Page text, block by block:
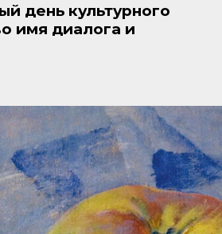
день культурного
имя диалога и